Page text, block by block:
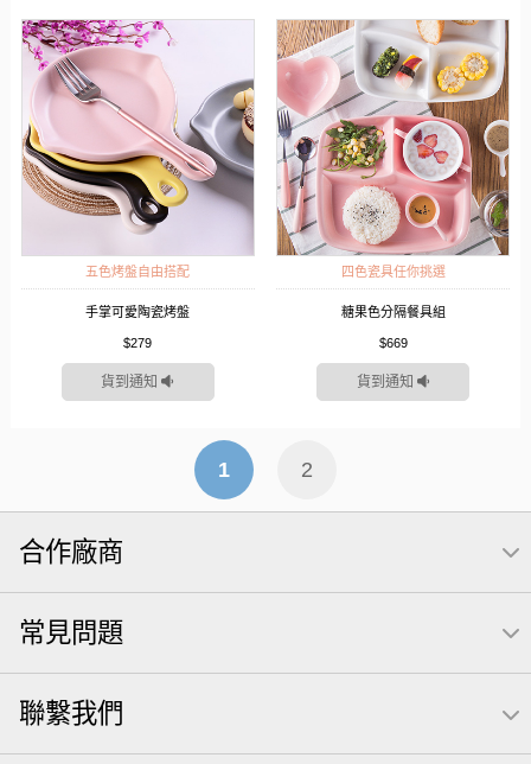
五色烤盤自由搭配
手掌可愛陶瓷烤盤
$279
貨到通知
四色瓷具任你挑選
糖果色分隔餐具組
$669
貨到通知
1 2
合作廠商
常見問題
聯繫我們